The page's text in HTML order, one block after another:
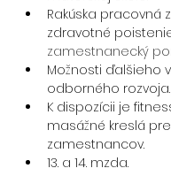
Rakúska pracovná
zdravotné
zamestnanecký
Možnosti ďalšieho
odborného rozvoja.
K dispozícii je
masážné kreslá pre
zamestnancov.
13. a 14. mzda.